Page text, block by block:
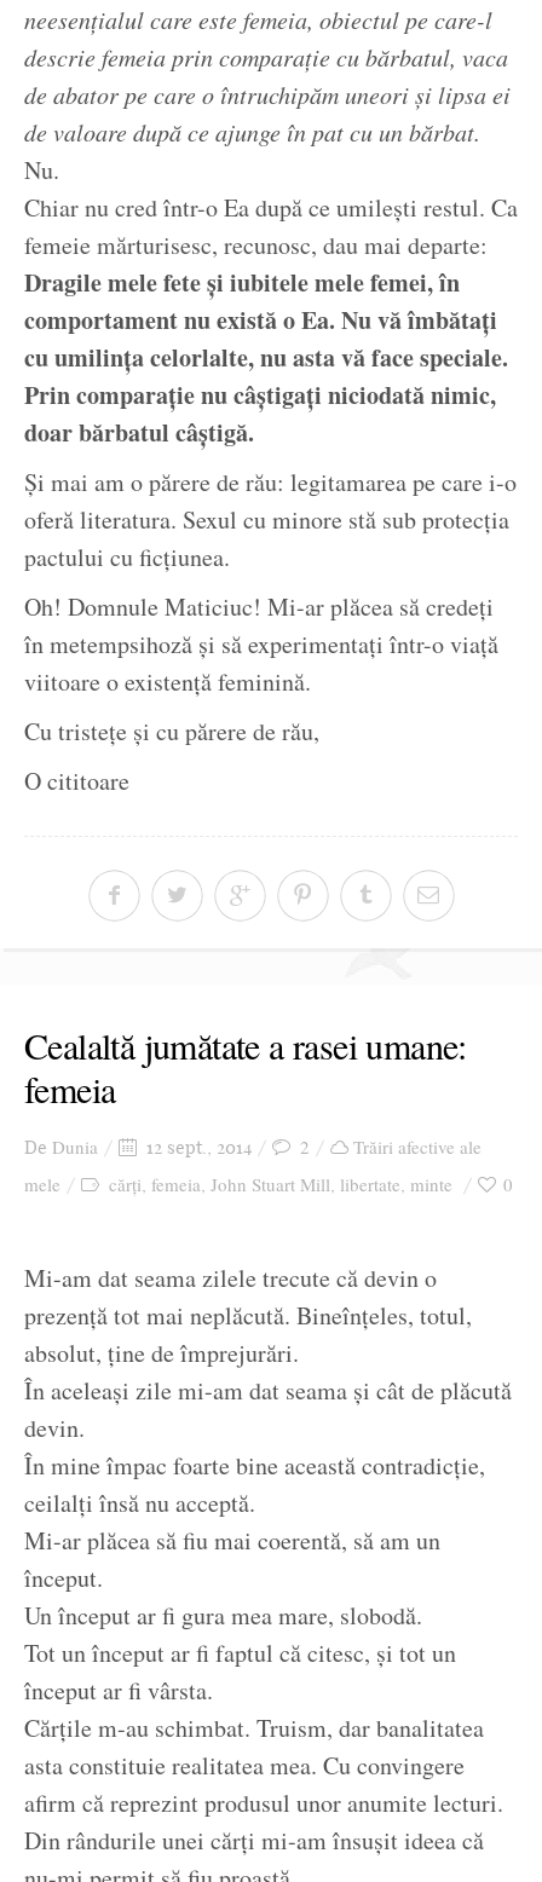
neesențialul care este femeia, obiectul pe care-l
descrie femeia prin comparație cu bărbatul, vaca
de abator pe care o întruchipăm uneori și lipsa ei
de valoare după ce ajunge în pat cu un bărbat.
Nu.
Chiar nu cred într-o Ea după ce umilești restul. Ca
femeie mărturisesc, recunosc, dau mai departe:
Dragile mele fete și iubitele mele femei, în
comportament nu există o Ea. Nu vă îmbătați
cu umilința celorlalte, nu asta vă face speciale.
Prin comparație nu câștigați niciodată nimic,
doar bărbatul câștigă.
Și mai am o părere de rău: legitamarea pe care i-o
oferă literatura. Sexul cu minore stă sub protecția
pactului cu ficțiunea.
Oh! Domnule Maticiuc! Mi-ar plăcea să credeți
în metempsihoză și să experimentați într-o viață
viitoare o existență feminină.
Cu tristețe și cu părere de rău,
O cititoare
Cealaltă jumătate a rasei umane:
femeia
De Dunia 12 sept., 2014 2
Trăiri afective ale
mele
cărți, femeia, John Stuart Mill, libertate, minte 0
Mi-am dat seama zilele trecute că devin o
prezență tot mai neplăcută. Bineînțeles, totul,
absolut, ține de împrejurări.
În aceleași zile mi-am dat seama și cât de plăcută
devin.
În mine împac foarte bine această contradicție,
ceilalți însă nu acceptă.
Mi-ar plăcea să fiu mai coerentă, să am un
început.
Un început ar fi gura mea mare, slobodă.
Tot un început ar fi faptul că citesc, și tot un
început ar fi vârsta.
Cărțile m-au schimbat. Truism, dar banalitatea
asta constituie realitatea mea. Cu convingere
afirm că reprezint produsul unor anumite lecturi.
Din rândurile unei cărți mi-am însușit ideea că